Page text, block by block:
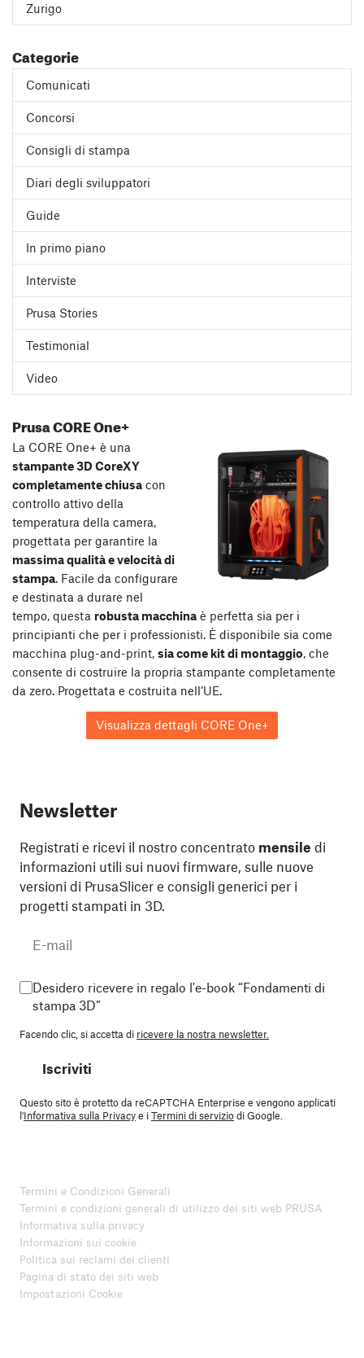
Zurigo
Categorie
Comunicati
Concorsi
Consigli di stampa
Diari degli sviluppatori
Guide
In primo piano
Interviste
Prusa Stories
Testimonial
Video
Prusa CORE One+
La CORE One+ è una
stampante 3D CoreXY
completamente chiusa con
controllo attivo della
temperatura della camera,
progettata per garantire la
massima qualità e velocità di
stampa. Facile da configurare
e destinata a durare nel
tempo, questa robusta macchina è perfetta sia per i
principianti che per i professionisti. È disponibile sia come
macchina plug-and-print, sia come kit di montaggio, che
consente di costruire la propria stampante completamente
da zero. Progettata e costruita nell’UE.
Visualizza dettagli CORE One+
Newsletter
Registrati e ricevi il nostro concentrato mensile di
informazioni utili sui nuovi firmware, sulle nuove
versioni di PrusaSlicer e consigli generici per i
progetti stampati in 3D.
Desidero ricevere in regalo l'e-book “Fondamenti di
stampa 3D”
Facendo clic, si accetta di ricevere la nostra newsletter.
Iscriviti
Questo sito è protetto da reCAPTCHA Enterprise e vengono applicati
l'Informativa sulla Privacye iTermini di serviziodi Google.
Termini e Condizioni Generali
Termini e condizioni generali di utilizzo dei siti web PRUSA
Informativa sulla privacy
Informazioni sui cookie
Politica sui reclami dei clienti
Pagina di stato dei siti web
Impostazioni Cookie